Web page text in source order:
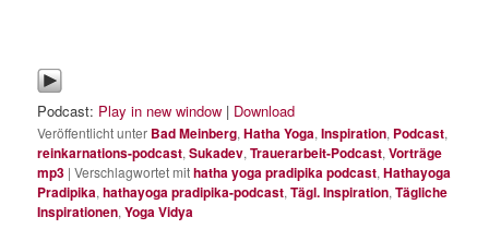
Podcast: Play in new window | Download
Veröffentlicht unter Bad Meinberg,Hatha Yoga,Inspiration, Podcast,
reinkarnations-podcast,Sukadev,Trauerarbeit-Podcast,Vorträge
mp3 |Verschlagwortet mithatha yoga pradipika podcast,Hathayoga
Pradipika,hathayoga pradipika-podcast,Tägl. Inspiration,Tägliche
Inspirationen,Yoga Vidya